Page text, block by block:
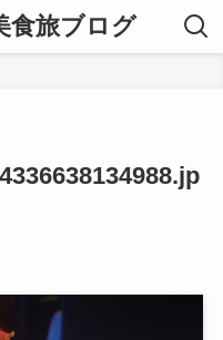
食旅ブログ